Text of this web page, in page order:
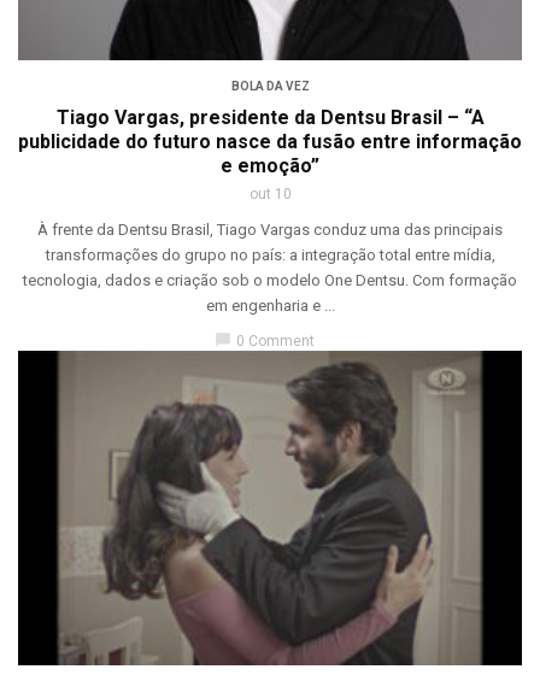
BOLA DA VEZ
Tiago Vargas, presidente da Dentsu Brasil – “A
publicidade do futuro nasce da fusão entre informação
e emoção”
out 10
À frente da Dentsu Brasil, Tiago Vargas conduz uma das principais
transformações do grupo no país: a integração total entre mídia,
tecnologia, dados e criação sob o modelo One Dentsu. Com formação
em engenharia e ...
0 Comment